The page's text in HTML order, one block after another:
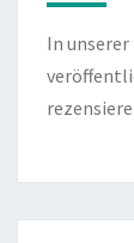
In